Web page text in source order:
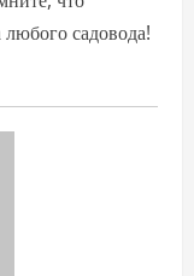
садовода!